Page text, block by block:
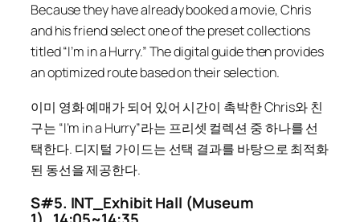
Because they have already booked a movie, Chris
and his friend select one of the preset collections
titled“I’m in a Hurry.”The digital guide then provides
an optimized route based on their selection.
이미 영화 예매가 되어 있어 시간이 촉박한 Chris와 친
구는 “I’m in a Hurry”라는 프리셋 컬렉션 중 하나를 선
택한다. 디지털 가이드는 선택 결과를 바탕으로 최적화
된 동선을 제공한다.
S#5. INT_Exhibit Hall (Museum